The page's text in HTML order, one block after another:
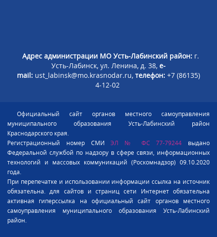
Адрес администрации МО Усть-Лабинский район: г.
Усть-Лабинск, ул. Ленина, д. 38, e-
mail: ust_labinsk@mo.krasnodar.ru, телефон: +7 (86135)
4-12-02
Официальный сайт органов местного самоуправления
муниципального образования Усть-Лабинский район
Краснодарского края.
Регистрационный номер СМИЭЛ № ФС 77-79244 выдано
Федеральной службой по надзору в сфере связи, информационных
технологий и массовых коммуникаций (Роскомнадзор) 09.10.2020
года.
При перепечатке и использовании информации ссылка на источник
обязательна. для сайтов и страниц сети Интернет обязательна
активная гиперссылка на официальный сайт органов местного
самоуправления муниципального образования Усть-Лабинский
район.